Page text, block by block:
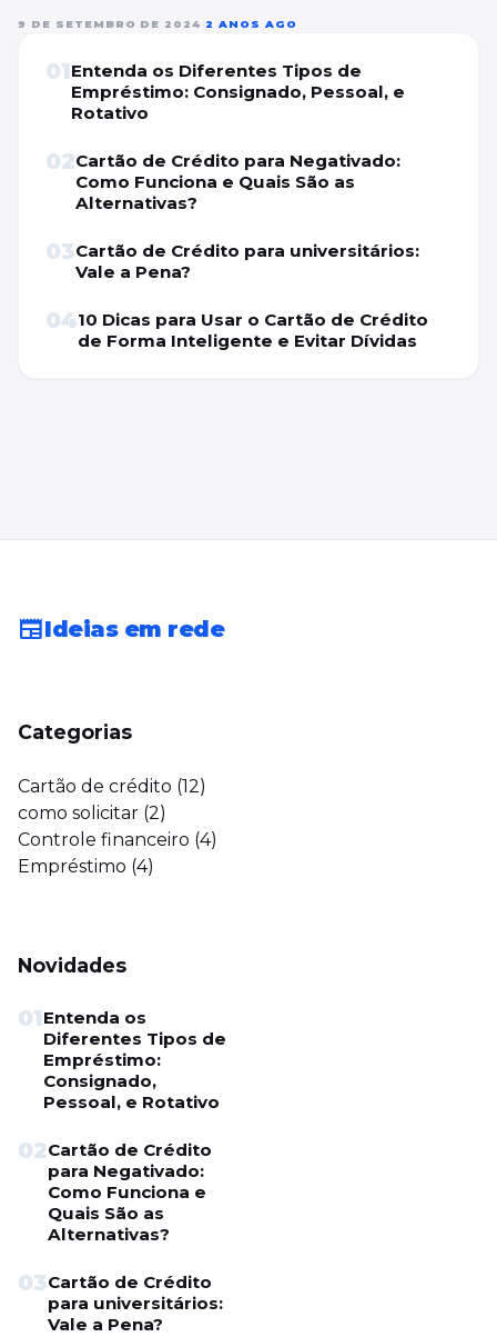
9 DE SETEMBRO DE 2024 •2 ANOS AGO
01Entenda os Diferentes Tipos de
Empréstimo: Consignado, Pessoal, e
Rotativo
02Cartão de Crédito para Negativado:
Como Funciona e Quais São as
Alternativas?
03Cartão de Crédito para universitários:
Vale a Pena?
0410 Dicas para Usar o Cartão de Crédito
de Forma Inteligente e Evitar Dívidas
newspaperIdeias em rede
Categorias
Cartão de crédito (12)
como solicitar (2)
Controle financeiro (4)
Empréstimo (4)
Novidades
01Entenda os
Diferentes Tipos de
Empréstimo:
Consignado,
Pessoal, e Rotativo
02Cartão de Crédito
para Negativado:
Como Funciona e
Quais São as
Alternativas?
03Cartão de Crédito
para universitários:
Vale a Pena?